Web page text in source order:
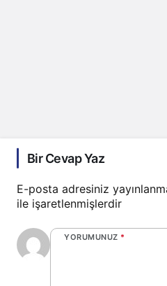
Bir Cevap Yaz
E-posta adresiniz
ile işaretlenmişlerdir
YORUMUNUZ *